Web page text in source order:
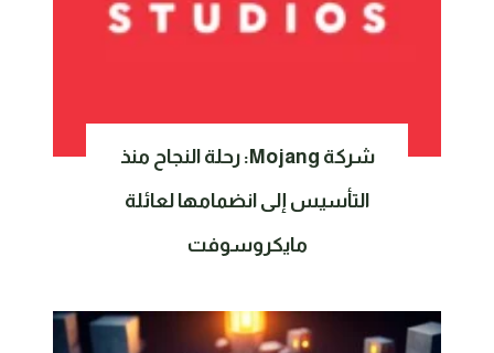
شركة Mojang: رحلة النجاح منذ
التأسيس إلى انضمامها لعائلة
مايكروسوفت